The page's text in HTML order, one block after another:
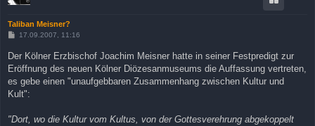
Taliban Meisner?
B
t
r
g
17.09.2007, 11:16
Der Kölner Erzbischof Joachim Meisner hatte in seiner Festpredigt zur
Eröffnung des neuen Kölner Diözesanmuseums die Auffassung vertreten,
es gebe einen "unaufgebbaren Zusammenhang zwischen Kultur und
Kult":
"Dort, wo die Kultur vom Kultus, von der Gottesverehrung abgekoppelt